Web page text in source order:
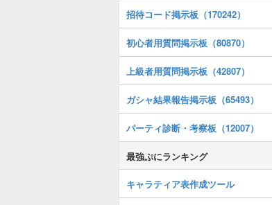
招待コード掲示板（170242）
初心者用質問掲示板（80870）
上級者用質問掲示板（42807）
ガシャ結果報告掲示板（65493）
パーティ診断・考察板（12007）
最強ぷにランキング
キャラティア表作成ツール